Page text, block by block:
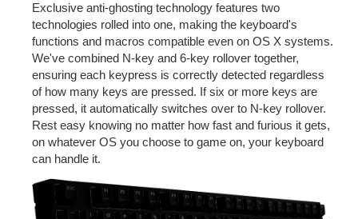
Exclusive anti-ghosting technology features two
technologies rolled into one, making the keyboard's
functions and macros compatible even on OS X systems.
We've combined N-key and 6-key rollover together,
ensuring each keypress is correctly detected regardless
of how many keys are pressed. If six or more keys are
pressed, it automatically switches over to N-key rollover.
Rest easy knowing no matter how fast and furious it gets,
on whatever OS you choose to game on, your keyboard
can handle it.